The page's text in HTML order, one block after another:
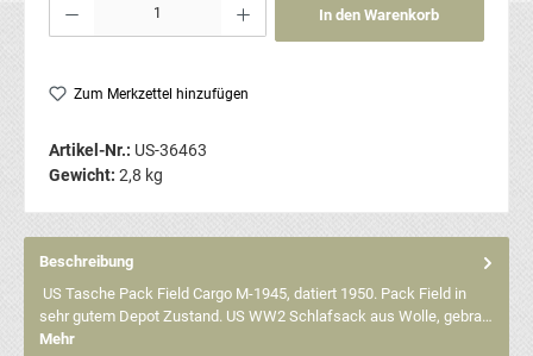
In den Warenkorb
Zum Merkzettel hinzufügen
Artikel-Nr.: US-36463
Gewicht: 2,8 kg
Beschreibung
US Tasche Pack Field Cargo M-1945, datiert 1950. Pack Field in
sehr gutem Depot Zustand. US WW2 Schlafsack aus Wolle, gebra…
Mehr